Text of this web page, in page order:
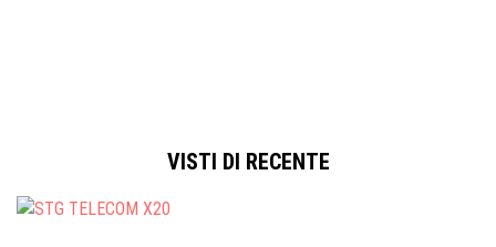
VISTI DI RECENTE